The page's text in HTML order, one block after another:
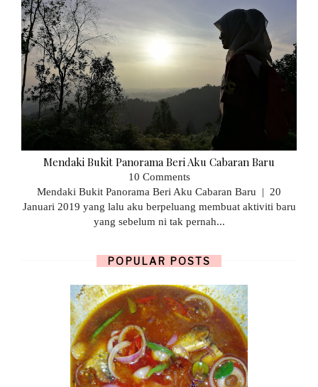
Mendaki Bukit Panorama Beri Aku Cabaran Baru
10 Comments
Mendaki Bukit Panorama Beri Aku Cabaran Baru | 20
Januari 2019 yang lalu aku berpeluang membuat aktiviti baru
yang sebelum ni tak pernah...
POPULAR POSTS